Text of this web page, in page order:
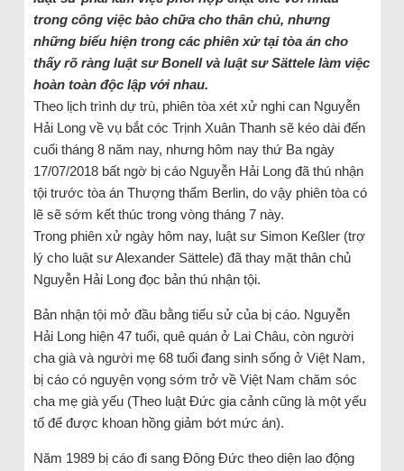
trong công việc bào chữa cho thân chủ, nhưng
những biểu hiện trong các phiên xử tại tòa án cho
thấy rõ ràng luật sư Bonell và luật sư Sättele làm việc
hoàn toàn độc lập với nhau.
Theo lịch trình dự trù, phiên tòa xét xử nghi can Nguyễn
Hải Long về vụ bắt cóc Trịnh Xuân Thanh sẽ kéo dài đến
cuối tháng 8 năm nay, nhưng hôm nay thứ Ba ngày
17/07/2018 bất ngờ bị cáo Nguyễn Hải Long đã thú nhận
tội trước tòa án Thượng thẩm Berlin, do vậy phiên tòa có
lẽ sẽ sớm kết thúc trong vòng tháng 7 này.
Trong phiên xử ngày hôm nay, luật sư Simon Keßler (trợ
lý cho luật sư Alexander Sättele) đã thay mặt thân chủ
Nguyễn Hải Long đọc bản thú nhận tội.
Bản nhận tội mở đầu bằng tiểu sử của bị cáo. Nguyễn
Hải Long hiện 47 tuổi, quê quán ở Lai Châu, còn người
cha già và người mẹ 68 tuổi đang sinh sống ở Việt Nam,
bị cáo có nguyện vọng sớm trở về Việt Nam chăm sóc
cha mẹ già yếu (Theo luật Đức gia cảnh cũng là một yếu
tố để được khoan hồng giảm bớt mức án).
Năm 1989 bị cáo đi sang Đông Đức theo diện lao động